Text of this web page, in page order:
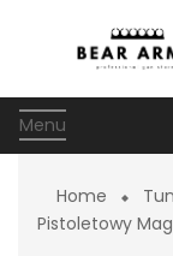
Menu
Home
Pistoletowy